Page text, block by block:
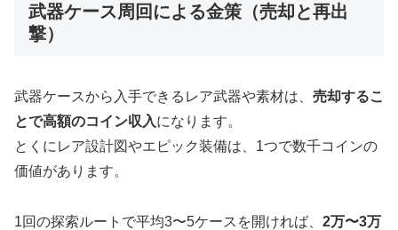
武器ケース周回による金策（売却と再出
撃）
武器ケースから入手できるレア武器や素材は、 売却するこ
とで高額のコイン収入になります。
とくにレア設計図やエピック装備は、1つで数千コインの
価値があります。
1回の探索ルートで平均3〜5ケースを開ければ、 2万〜3万